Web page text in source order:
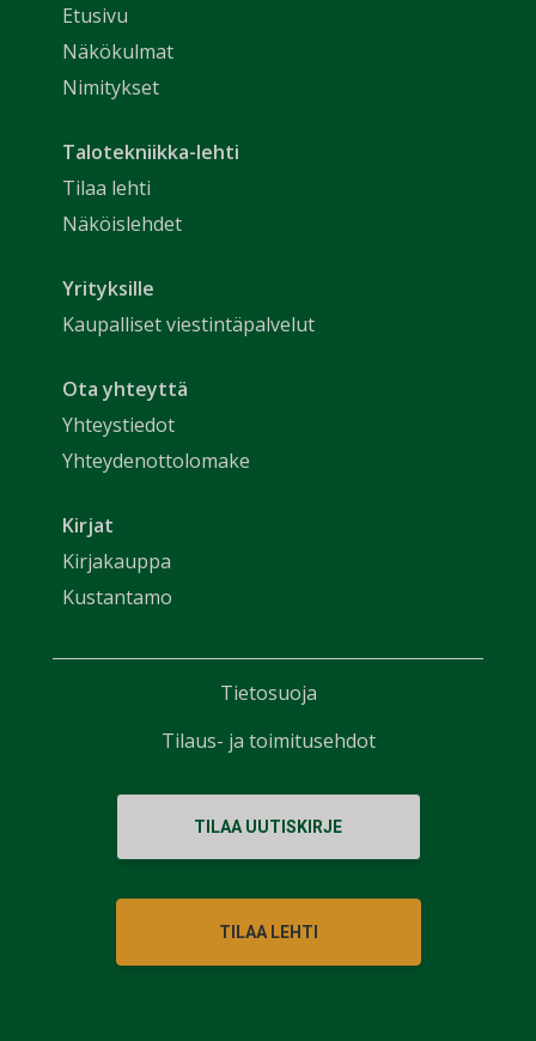
Etusivu
Näkökulmat
Nimitykset
Talotekniikka-lehti
Tilaa lehti
Näköislehdet
Yrityksille
Kaupalliset viestintäpalvelut
Ota yhteyttä
Yhteystiedot
Yhteydenottolomake
Kirjat
Kirjakauppa
Kustantamo
TILAA UUTISKIRJE
TILAA LEHTI
Tietosuoja
Tilaus- ja toimitusehdot